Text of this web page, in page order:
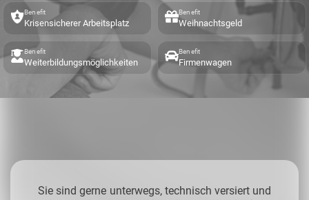
Benefit
Krisensicherer Arbeitsplatz
Benefit
Weihnachtsgeld
Benefit
Weiterbildungsmöglichkeiten
Benefit
Firmenwagen
Sie sind gerne unterwegs, technisch versiert und